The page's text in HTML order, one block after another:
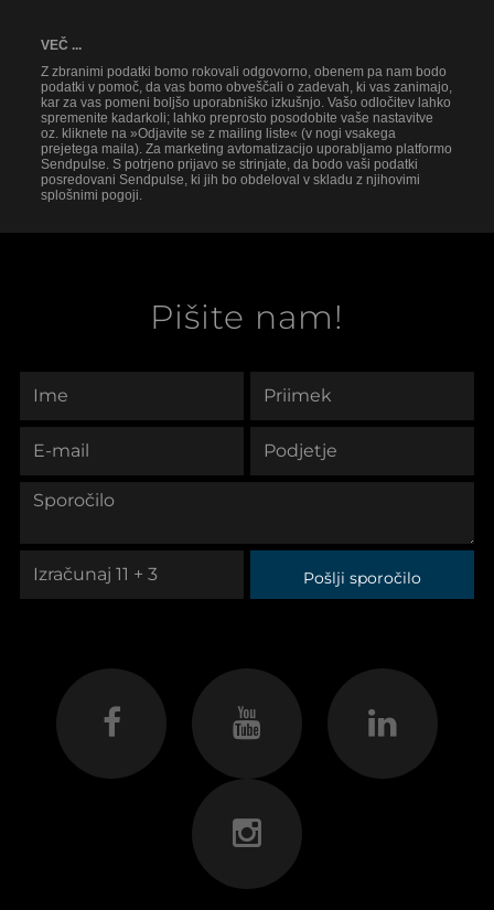
VEČ ...
Z zbranimi podatki bomo rokovali odgovorno, obenem pa nam bodo
podatki v pomoč, da vas bomo obveščali o zadevah, ki vas zanimajo,
kar za vas pomeni boljšo uporabniško izkušnjo. Vašo odločitev lahko
spremenite kadarkoli; lahko preprosto posodobite vaše nastavitve
oz. kliknete na »Odjavite se z mailing liste« (v nogi vsakega
prejetega maila). Za marketing avtomatizacijo uporabljamo platformo
Sendpulse. S potrjeno prijavo se strinjate, da bodo vaši podatki
posredovani Sendpulse, ki jih bo obdeloval v skladu z njihovimi
splošnimi pogoji.
Pišite nam!
Pošlji sporočilo